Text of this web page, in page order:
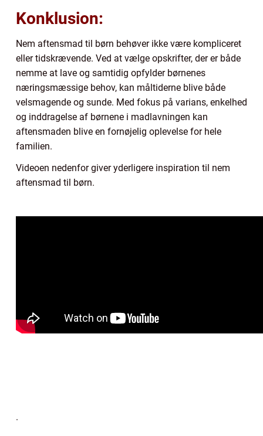
Konklusion:
Nem aftensmad til børn behøver ikke være kompliceret
eller tidskrævende. Ved at vælge opskrifter, der er både
nemme at lave og samtidig opfylder børnenes
næringsmæssige behov, kan måltiderne blive både
velsmagende og sunde. Med fokus på varians, enkelhed
og inddragelse af børnene i madlavningen kan
aftensmaden blive en fornøjelig oplevelse for hele
familien.
Videoen nedenfor giver yderligere inspiration til nem
aftensmad til børn.
.